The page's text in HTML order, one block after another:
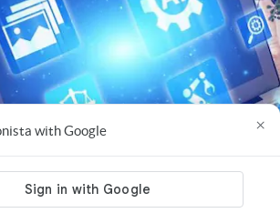
with Google ×